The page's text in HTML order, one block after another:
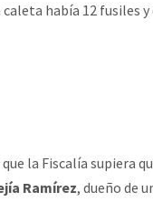
había 12 fusiles
la Fiscalía supiera
Ramírez, dueño de